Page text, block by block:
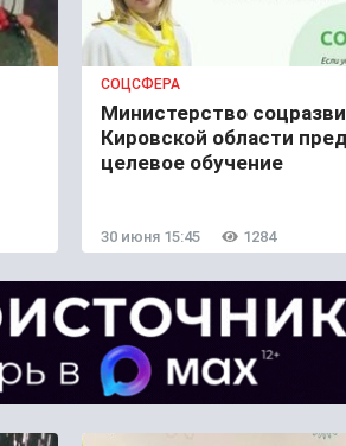
СОЦСФЕРА
Министерство
Кировской области
целевое обучение
30 июня 15:45 1284